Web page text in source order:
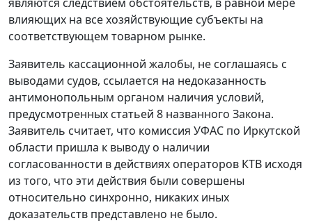
являются следствием обстоятельств, в равной мере
влияющих на все хозяйствующие субъекты на
соответствующем товарном рынке.
Заявитель кассационной жалобы, не соглашаясь с
выводами судов, ссылается на недоказанность
антимонопольным органом наличия условий,
предусмотренных статьей 8 названного Закона.
Заявитель считает, что комиссия УФАС по Иркутской
области пришла к выводу о наличии
согласованности в действиях операторов КТВ исходя
из того, что эти действия были совершены
относительно синхронно, никаких иных
доказательств представлено не было.